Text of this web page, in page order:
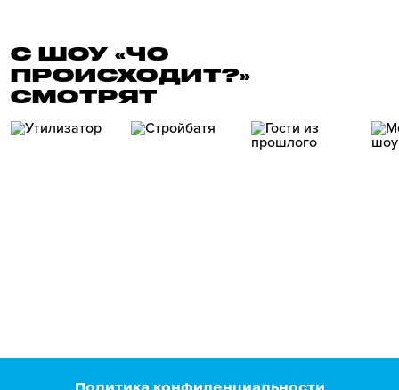
С ШОУ «ЧО
ПРОИСХОДИТ?»
СМОТРЯТ
Политика конфиденциальности